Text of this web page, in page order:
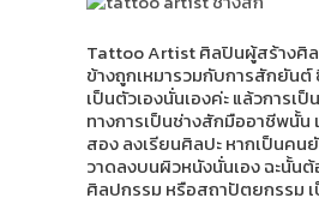
Tattoo Artist ศิลปินผู้สร้างศิล
ข้างถูกเหมารวมกับการสักยัน
เป็นตัวเองนั่นเองค่ะ แล้วการ
ทางการเป็นช่างสักมืออาชีพนั้น
สอง ลงเรียนศิลปะ หากเป็นคน
วาดลงบนผิวหนังนั่นเอง ฉะนั้น
ศิลปกรรม หรือสถาปัตยกรรม